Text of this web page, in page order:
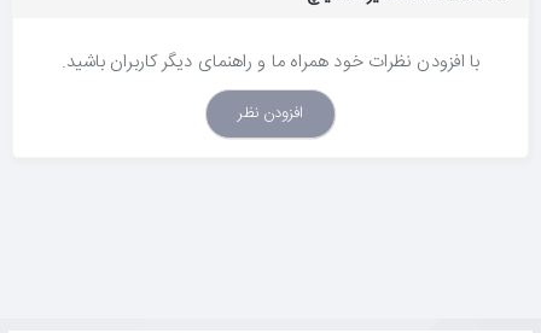
نقاط روشن تصویر، روشنایی را بالا می‌برد. با داشتن شاخص کیفیت
تصویری که دو برابر شاخص کیفیت تصویر نوردهنده اوج است، میزان
روشنایی اوج باز هم بالاتر می‌رود. به همین دلیل لحظاتی که در آن
با افزودن نظرات خود همراه ما و راهنمای دیگر کاربران باشید.
افزودن نظر